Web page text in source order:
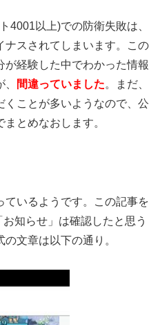
4001以上)での防衛失敗は、
ナスされてしまいます。この
経験した中でわかった情報
間違っていました。まだ、
くことが多いようなので、公
とめなおします。
ているようです。この記事を
知らせ」は確認したと思う
文章は以下の通り。